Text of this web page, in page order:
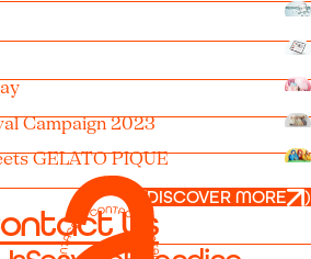
Campaign 2023
GELATO PIQUE
(DISCOVER MORE )
Us